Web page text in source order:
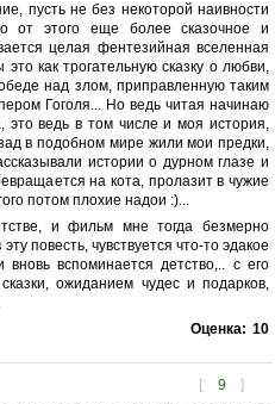
пусть не без некоторой наивности
от этого еще более сказочное и
целая фентезийная вселенная
как трогательную сказку о любви,
над злом, приправленную таким
Гоголя... Но ведь читая начинаю
это ведь в том числе и моя история,
в подобном мире жили мои предки,
истории о дурном глазе и
на кота, пролазит в чужие
потом плохие надои :)...
и фильм мне тогда безмерно
повесть, чувствуется что-то эдакое
вспоминается детство,.. с его
ожиданием чудес и подарков,
Оценка: 10
[ 9 ]